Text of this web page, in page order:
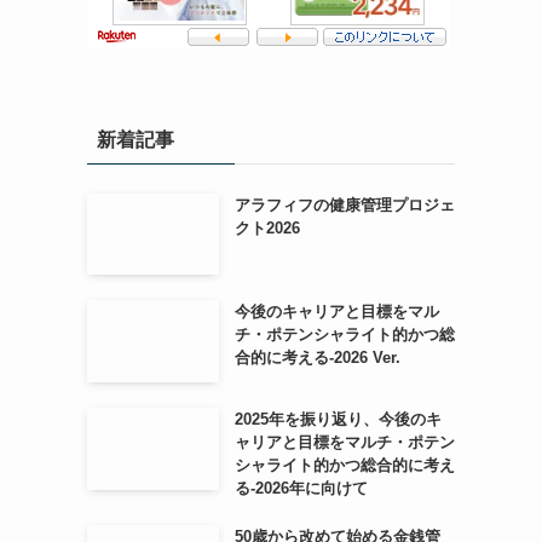
新着記事
アラフィフの健康管理プロジェ
クト2026
今後のキャリアと目標をマル
チ・ポテンシャライト的かつ総
合的に考える-2026 Ver.
2025年を振り返り、今後のキ
ャリアと目標をマルチ・ポテン
シャライト的かつ総合的に考え
る-2026年に向けて
50歳から改めて始める金銭管